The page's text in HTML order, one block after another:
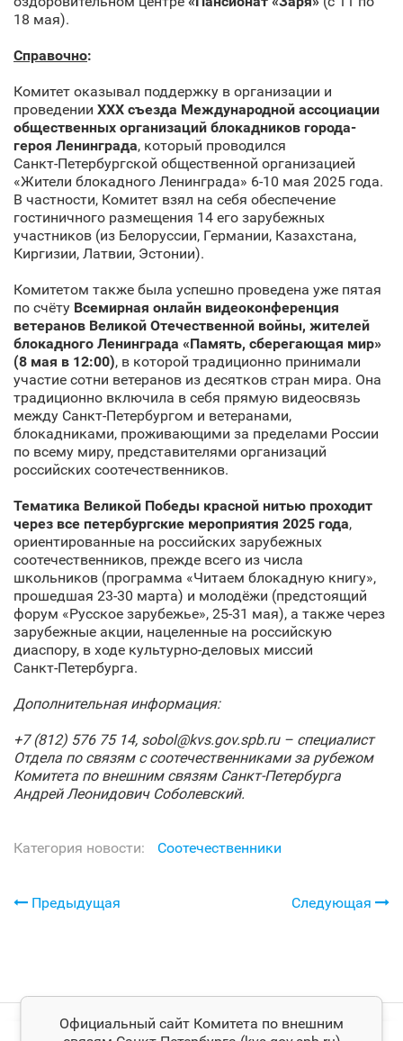
18 мая).
Справочно:
Комитет оказывал поддержку в организации и
проведении XXX съезда Международной ассоциации
общественных организаций блокадников города-
героя Ленинграда, который проводился
Санкт‑Петербургской общественной организацией
«Жители блокадного Ленинграда» 6-10 мая 2025 года.
В частности, Комитет взял на себя обеспечение
гостиничного размещения 14 его зарубежных
участников (из Белоруссии, Германии, Казахстана,
Киргизии, Латвии, Эстонии).
Комитетом также была успешно проведена уже пятая
по счёту Всемирная онлайн видеоконференция
ветеранов Великой Отечественной войны, жителей
блокадного Ленинграда «Память, сберегающая мир»
(8 мая в 12:00), в которой традиционно принимали
участие сотни ветеранов из десятков стран мира. Она
традиционно включила в себя прямую видеосвязь
между Санкт‑Петербургом и ветеранами,
блокадниками, проживающими за пределами России
по всему миру, представителями организаций
российских соотечественников.
Тематика Великой Победы красной нитью проходит
через все петербургские мероприятия 2025 года,
ориентированные на российских зарубежных
соотечественников, прежде всего из числа
школьников (программа «Читаем блокадную книгу»,
прошедшая 23-30 марта) и молодёжи (предстоящий
форум «Русское зарубежье», 25-31 мая), а также через
зарубежные акции, нацеленные на российскую
диаспору, в ходе культурно-деловых миссий
Санкт‑Петербурга.
Дополнительная информация:
+7 (812) 576 75 14, sobol@kvs.gov.spb.ru – специалист
Отдела по связям с соотечественниками за рубежом
Комитета по внешним связям Санкт‑Петербурга
Андрей Леонидович Соболевский.
Категория новости: Соотечественники
Предыдущая Следующая
Официальный сайт Комитета по внешним